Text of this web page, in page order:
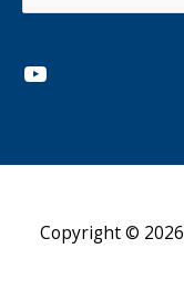
YouTube
Copyright © 2026